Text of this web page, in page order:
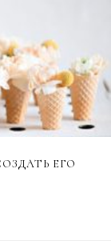
ЕГО